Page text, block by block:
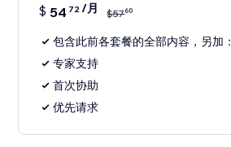
$ 54 72/月 $5760
包含此前各套餐的全部内容，另加：
专家支持
首次协助
优先请求